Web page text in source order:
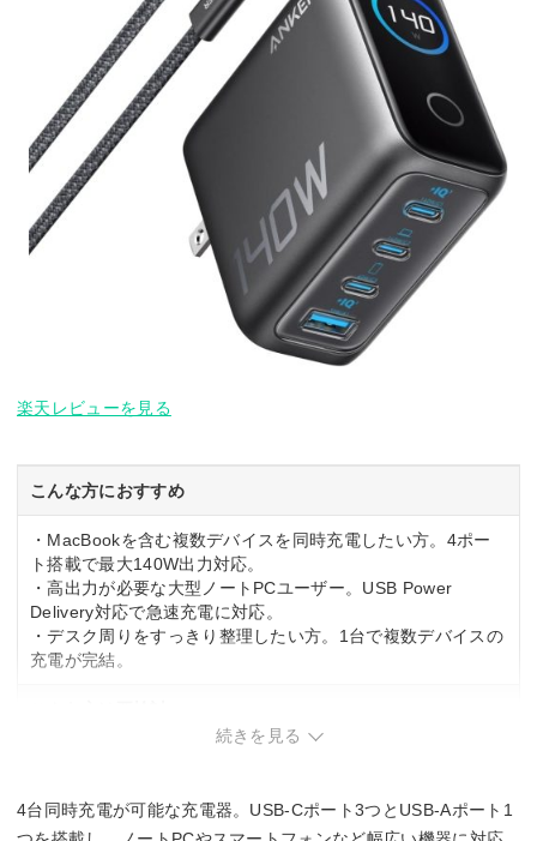
楽天レビューを見る
こんな方におすすめ
・MacBookを含む複数デバイスを同時充電したい方。4ポー
ト搭載で最大140W出力対応。
・高出力が必要な大型ノートPCユーザー。USB Power
Delivery対応で急速充電に対応。
・デスク周りをすっきり整理したい方。1台で複数デバイスの
充電が完結。
場合がある。
続きを見る
4台同時充電が可能な充電器。USB-Cポート3つとUSB-Aポート1